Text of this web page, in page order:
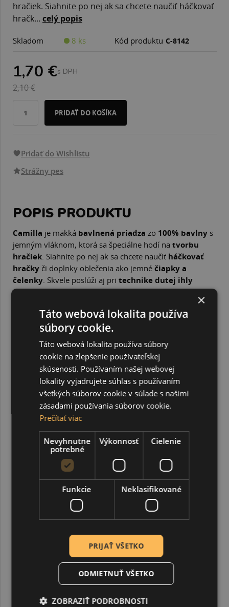
hračiek. Siahnite po nej ak sa chcete naučiť háčkovať
hračk... celý popis
Skladom 8 ks Kód produktu C-8142
1,70 €s DPH
2,10 €
PRIDAŤ DO KOŠÍKA
Pridať do Wishlistu
Strážny pes
POPIS PRODUKTU
Camilla je mäkká bavlnená priadza zo 100% bavlny s
jemným vláknom, ktorá sa špeciálne hodí na tvorbu
hračiek. Siahnite po nej ak sa chcete naučiť háčkovať
hračky či doplnky oblečenia ako jemné čiapky a
čelenky. Skvele poslúži aj pri technike dutej ihly
(punch needle) alebo slučkového vyšívania. Kvalita a
čistú prácu
bez žmolkova vytiahnutých kúskov vlákien.
Priadza Camilla je určená na použitie s ihlicami alebo
Gramáž:klbko má 50g
klbo obsahuje približne 125 m priadze
SÚVISIACE PRODUKTY
×
Táto webová lokalita používa
súbory cookie.
Táto webová lokalita používa súbory
cookie na zlepšenie používateľskej
skúsenosti. Používaním našej webovej
lokality vyjadrujete súhlas s používaním
všetkých súborov cookie v súlade s našimi
zásadami používania súborov cookie.
Prečítať viac
Nevyhnutne
potrebné
Výkonnosť Cielenie
Funkcie Neklasifikované
PRIJAŤ VŠETKO
ODMIETNUŤ VŠETKO
ZOBRAZIŤ PODROBNOSTI